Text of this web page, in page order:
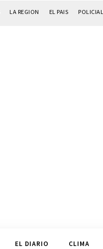
LA REGION EL PAIS
EL DIARIO CLIMA